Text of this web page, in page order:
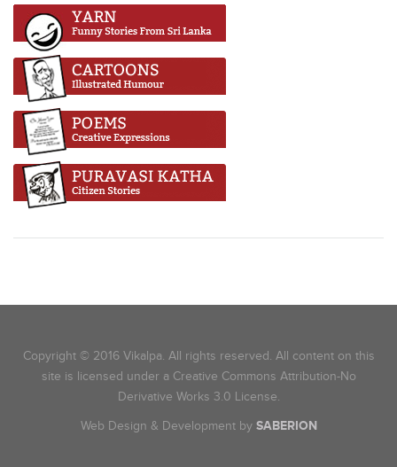
Copyright © 2016 Vikalpa. All rights reserved. All content on this
site is licensed under a Creative Commons Attribution-No
Derivative Works 3.0 License.
Web Design & Development by SABERION